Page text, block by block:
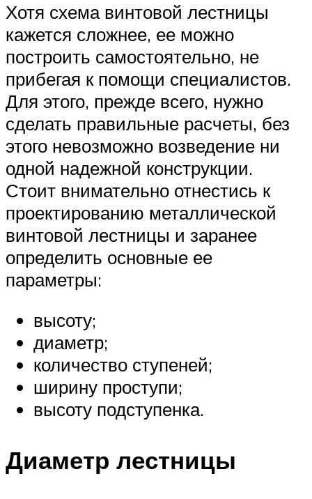
Хотя схема винтовой лестницы
кажется сложнее, ее можно
построить самостоятельно, не
прибегая к помощи специалистов.
Для этого, прежде всего, нужно
сделать правильные расчеты, без
этого невозможно возведение ни
одной надежной конструкции.
Стоит внимательно отнестись к
проектированию металлической
винтовой лестницы и заранее
определить основные ее
параметры:
высоту;
диаметр;
количество ступеней;
ширину проступи;
высоту подступенка.
Диаметр лестницы